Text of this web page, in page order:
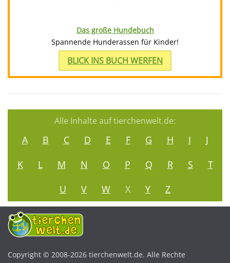
Das große Hundebuch
Spannende Hunderassen für Kinder!
BLICK INS BUCH WERFEN
Alle Inhalte auf tierchenwelt.de:
A B C D E F G H I
J
K
L M N O P Q R S
T
U
V W X Y Z
Copyright © 2008-2026 tierchenwelt.de. Alle Rechte